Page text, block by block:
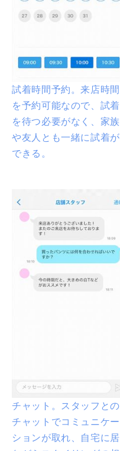
試着時間予約。来店時間
を予約可能なので、試着
を待つ必要がなく、家族
や友人とも一緒に試着が
できる。
チャット。スタッフとの
チャットでコミュニケー
ションが取れ、自宅に居